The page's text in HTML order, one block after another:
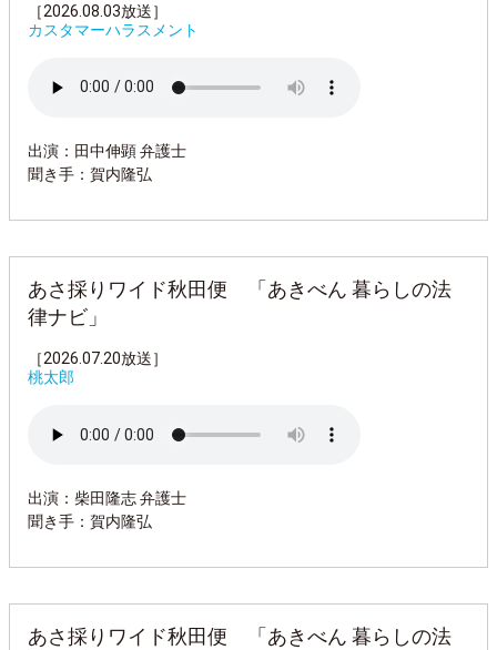
［2026.08.03放送］
カスタマーハラスメント
出演：田中伸顕 弁護士
聞き手：賀内隆弘
あさ採りワイド秋田便 「あきべん 暮らしの法
律ナビ」
［2026.07.20放送］
桃太郎
出演：柴田隆志 弁護士
聞き手：賀内隆弘
あさ採りワイド秋田便 「あきべん 暮らしの法